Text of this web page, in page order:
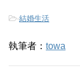
-結婚生活
執筆者： towa